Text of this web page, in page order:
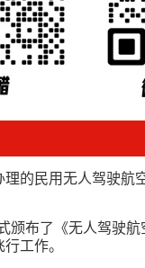
理的 民用无人驾驶航
颁布了《无人驾驶
工作。